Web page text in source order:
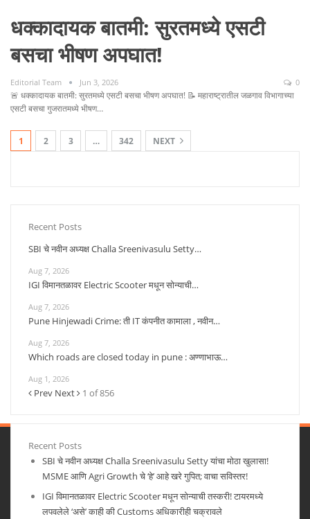
धक्कादायक बातमी: सुरतमध्ये एसटी
बसचा भीषण अपघात!
Editorial Team Jun 3, 2026 0
🚨 धक्कादायक बातमी: सुरतमध्ये एसटी बसचा भीषण अपघात! 📝 महाराष्ट्रातील जळगाव विभागाच्या
एसटी बसचा गुजरातमध्ये भीषण…
1 2 3 … 342 NEXT
Recent Posts
SBI चे नवीन अध्यक्ष Challa Sreenivasulu Setty…
Aug 7, 2026
IGI विमानतळावर Electric Scooter मधून सोन्याची…
Aug 7, 2026
Pune Hinjewadi Crime: ती IT कंपनीत कामाला , नवीन…
Aug 7, 2026
Which roads are closed today in pune : अण्णाभाऊ…
Aug 1, 2026
Prev Next 1 of 856
Recent Posts
SBI चे नवीन अध्यक्ष Challa Sreenivasulu Setty यांचा मोठा खुलासा!
MSME आणि Agri Growth चे ‘हे’ आहे खरे गुपित; वाचा सविस्तर!
IGI विमानतळावर Electric Scooter मधून सोन्याची तस्करी! टायरमध्ये
लपवलेले ‘असे’ काही की Customs अधिकारीही चक्रावले